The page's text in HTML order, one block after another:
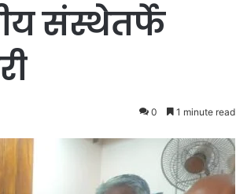
संस्थेतर्फे
0 1 minute read